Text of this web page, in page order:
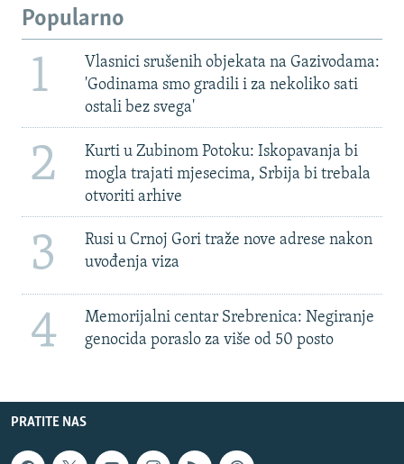
Popularno
1
Vlasnici srušenih objekata na Gazivodama:
'Godinama smo gradili i za nekoliko sati
ostali bez svega'
2
Kurti u Zubinom Potoku: Iskopavanja bi
mogla trajati mjesecima, Srbija bi trebala
otvoriti arhive
3
Rusi u Crnoj Gori traže nove adrese nakon
uvođenja viza
4
Memorijalni centar Srebrenica: Negiranje
genocida poraslo za više od 50 posto
PRATITE NAS